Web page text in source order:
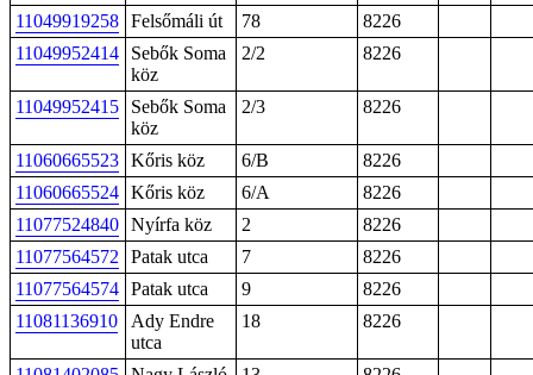
11049919258 Felsőmáli út 78
8226
11049952414
Sebők Soma
köz
2/2 8226
11049952415
Sebők Soma
köz
2/3 8226
11060665523 Kőris köz 6/B
8226
11060665524 Kőris köz 6/A
8226
11077524840 Nyírfa köz 2
8226
11077564572
Patak utca 7
8226
11077564574 Patak utca 9
8226
11081136910
Ady Endre
utca
18 8226